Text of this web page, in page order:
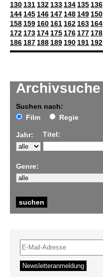
Archivsuche
Suchen nach:
Film
Regie
Jahr: Titel:
Genre:
130 131 132 133 134 135 136
144 145 146 147 148 149 150
158 159 160 161 162 163 164
172 173 174 175 176 177 178
186 187 188 189 190 191 192